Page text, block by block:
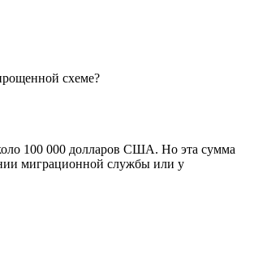
схеме?
100 000 долларов США. Но эта сумма
миграционной службы или у